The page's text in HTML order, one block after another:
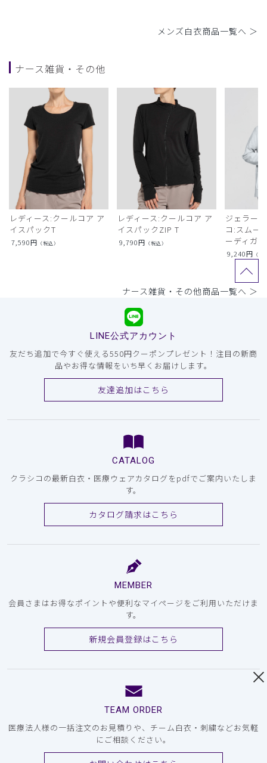
メンズ白衣商品一覧へ ＞
ナース雑貨・その他
レディース:クールコア ア
イスパックT
7,590円 （税込）
レディース:クールコア ア
イスパックZIP T
9,790円 （税込）
ジェラー
コ:スムー
ーディガン
9,240円 （税
ナース雑貨・その他商品一覧へ ＞
LINE公式アカウント
友だち追加で今すぐ使える550円クーポンプレゼント！注目の新商
品やお得な情報をいち早くお届けします。
友達追加はこちら
CATALOG
クラシコの最新白衣・医療ウェアカタログをpdfでご案内いたしま
す。
カタログ請求はこちら
MEMBER
会員さまはお得なポイントや便利なマイページをご利用いただけま
す。
新規会員登録はこちら
TEAM ORDER
医療法人様の一括注文のお見積りや、チーム白衣・刺繍などお気軽
にご相談ください。